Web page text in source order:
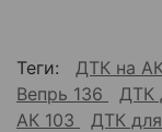
Теги: ДТК на
Вепрь 136
ДТК
АК 103
ДТК